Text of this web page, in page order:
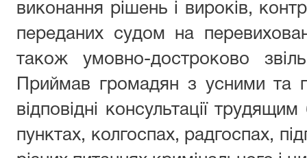
виконання рішень і вироків,
переданих судом на
також умовно-достроково
Приймав громадян з усними та
відповідні консультації
пунктах, колгоспах, радгоспах,